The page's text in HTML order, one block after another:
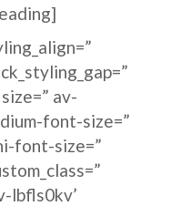
av-
font-size=”
font-size=”
lbfls0kv’